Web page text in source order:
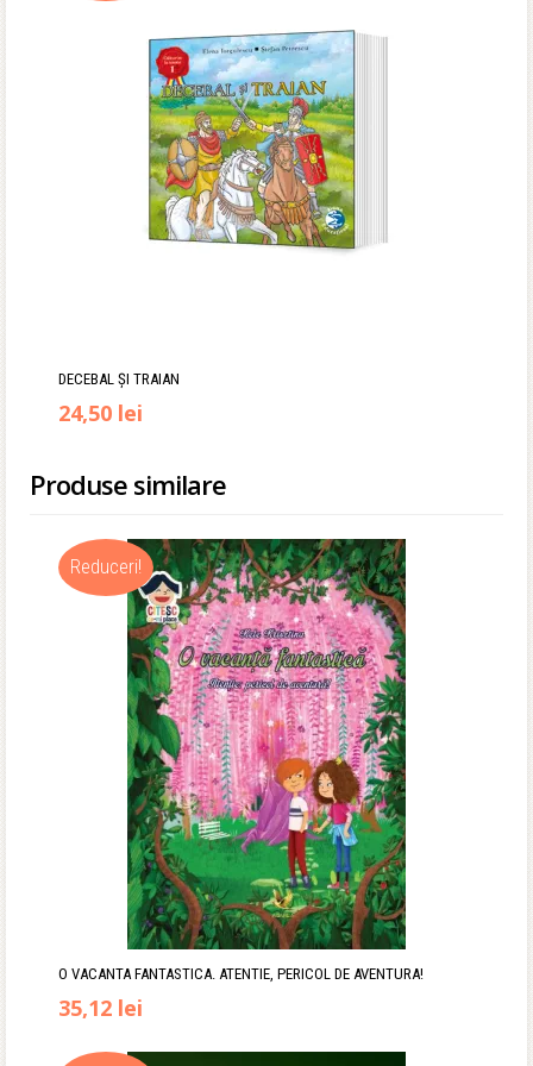
DECEBAL ȘI TRAIAN
Prețul
a
fost:
33,00 lei.
24,50 lei
este:
24,50 lei.
Produse similare
Reduceri!
O VACANTA FANTASTICA. ATENTIE, PERICOL DE AVENTURA!
Prețul
inițial
35,12 lei
curent